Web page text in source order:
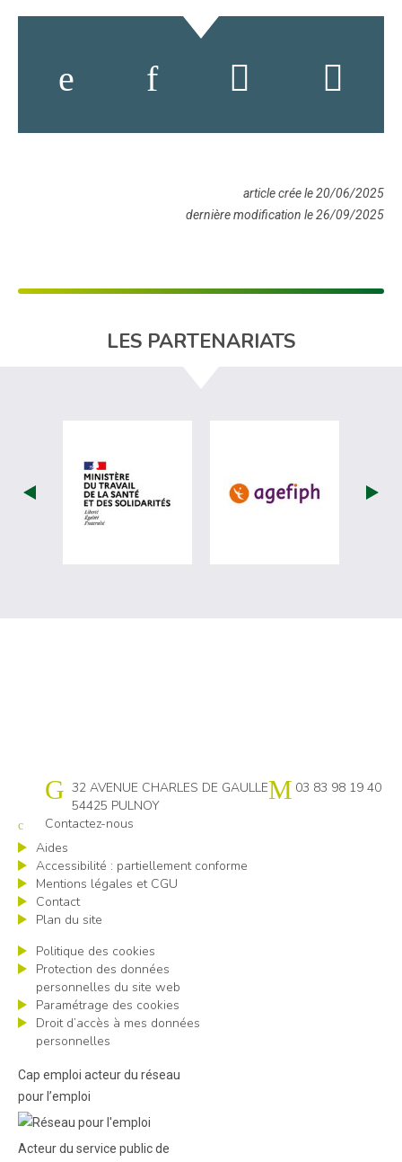
article crée le 20/06/2025
dernière modification le 26/09/2025
LES PARTENARIATS
visiter les site de Ministère du travail
visiter les
Cap emploi 54
32 AVENUE CHARLES DE GAULLE
54425 PULNOY
03 83 98 19 40
Contactez-nous
Aides
Accessibilité : partiellement conforme
Mentions légales et CGU
Contact
Plan du site
Politique des cookies
Protection des données
personnelles du site web
Paramétrage des cookies
Droit d’accès à mes données
personnelles
Cap emploi acteur du réseau
pour l’emploi
Acteur du service public de